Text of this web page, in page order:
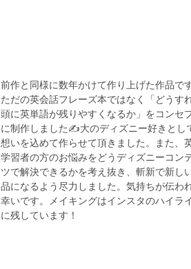
前作と同様に数年かけて作り上げた作品で
ただの英会話フレーズ本ではなく「どうす
頭に英単語が残りやすくなるか」をコンセ
に制作しました✍️大のディズニー好きとし
想いを込めて作らせて頂きました。また、
学習者の方のお悩みをどうディズニーコン
ツで解決できるかを考え抜き、斬新で新し
品になるよう尽力しました。気持ちが伝わ
幸いです。メイキングはインスタのハイラ
に残しています！